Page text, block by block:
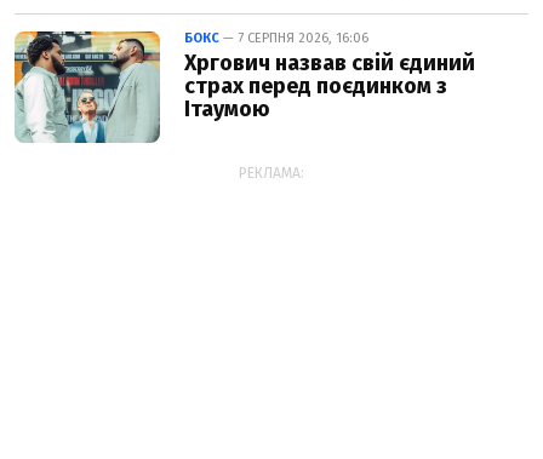
БОКС — 7 СЕРПНЯ 2026, 16:06
Хргович назвав свій єдиний
страх перед поєдинком з
Ітаумою
РЕКЛАМА: